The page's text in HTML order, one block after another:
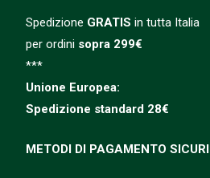
Spedizione GRATIS in tutta Italia
per ordini sopra 299€
***
Unione Europea:
Spedizione standard 28€
METODI DI PAGAMENTO SICURI